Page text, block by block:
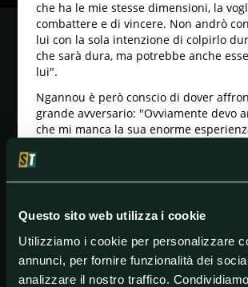
Questo sito web utilizza i cookie
Utilizziamo i cookie per personalizzare
annunci, per fornire funzionalità dei
analizzare il nostro traffico.
che ha le mie stesse dimensioni, la
combattere e di vincere. Non andrò
lui con la sola intenzione di colpirlo
che sarà dura, ma potrebbe anche
lui".
Ngannou è però conscio di dover
grande avversario: "Ovviamente devo
che mi manca la sua enorme
preparando per qualcuno che oltre a
rispetto Fury come del resto rispetto
intimidito da lui, anzi, non sono
nessuno. Quando hai qualcuno di
ottagono o ring, si tratta solo di trovare